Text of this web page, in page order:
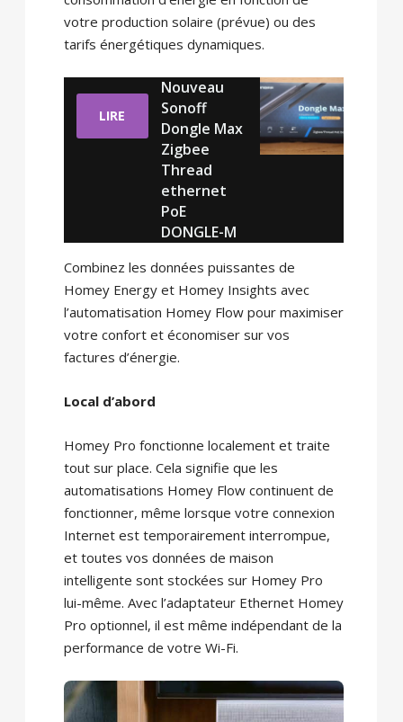
votre production solaire (prévue) ou des
tarifs énergétiques dynamiques.
LIRE
Nouveau
Sonoff
Dongle Max
Zigbee
Thread
ethernet
PoE
DONGLE-M
Combinez les données puissantes de
Homey Energy et Homey Insights avec
l’automatisation Homey Flow pour maximiser
votre confort et économiser sur vos
factures d’énergie.
Local d’abord
Homey Pro fonctionne localement et traite
tout sur place. Cela signifie que les
automatisations Homey Flow continuent de
fonctionner, même lorsque votre connexion
Internet est temporairement interrompue,
et toutes vos données de maison
intelligente sont stockées sur Homey Pro
lui-même. Avec l’adaptateur Ethernet Homey
Pro optionnel, il est même indépendant de la
performance de votre Wi-Fi.